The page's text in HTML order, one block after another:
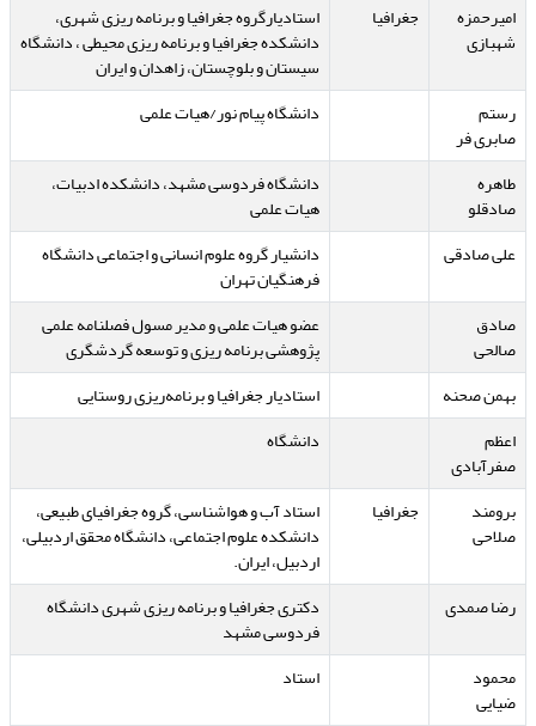
امیرحمزه
شهبازی
جغرافیا استادیارگروه جغرافیا و برنامه ریزی شهری،
دانشکده جغرافیا و برنامه ریزی محیطی ، دانشگاه
سیستان و بلوچستان، زاهدان و ایران
رستم
صابری فر
دانشگاه پیام نور/هیات علمی
طاهره
صادقلو
دانشگاه فردوسی مشهد، دانشکده ادبیات،
هیات علمی
علی صادقی
دانشیار گروه علوم انسانی و اجتماعی دانشگاه
فرهنگیان تهران
صادق
صالحی
عضو هیات علمی و مدیر مسول فصلنامه علمی
پژوهشی برنامه ریزی و توسعه گردشگری
بهمن صحنه
استادیار جغرافیا و برنامه‌ریزی روستایی
اعظم
صفرآبادی
دانشگاه
برومند
صلاحی
جغرافیا استاد آب و هواشناسی، گروه جغرافیای طبیعی،
دانشکده علوم اجتماعی، دانشگاه محقق اردبیلی،
اردبیل، ایران.
رضا صمدی
دکتری جغرافیا و برنامه ریزی شهری دانشگاه
فردوسی مشهد
محمود
ضیایی
استاد